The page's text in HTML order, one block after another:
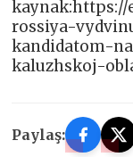
kaynak:https://
rossiya-
kandidatom-
kaluzhskoj-
Paylaş: